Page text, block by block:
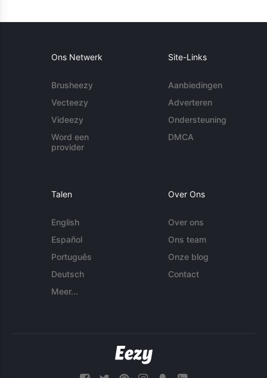
Ons Netwerk
Brusheezy
Vecteezy
Videezy
Word een
provider
Site-Links
Aanbiedingen
Adverteren
Ondersteuning
DMCA
Talen
English
Español
Português
Deutsch
Meer...
Over Ons
Over ons
Ons team
Onze blog
Contact